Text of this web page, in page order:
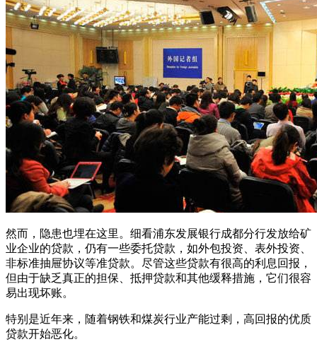
然而，隐患也埋在这里。细看浦东发展银行成都分行发放给矿
业企业的贷款，仍有一些委托贷款，如外包投资、表外投资、
非标准抽屉协议等准贷款。尽管这些贷款有很高的利息回报，
但由于缺乏真正的担保、抵押贷款和其他缓释措施，它们很容
易出现坏账。
特别是近年来，随着钢铁和煤炭行业产能过剩，高回报的优质
贷款开始恶化。